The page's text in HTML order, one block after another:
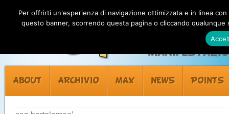
ABOUT ARCHIVIO MAX NEWS POINTS
Per offrirti un'esperienza di navigazione ottimizzata e in linea
questo banner, scorrendo questa pagina o cliccando